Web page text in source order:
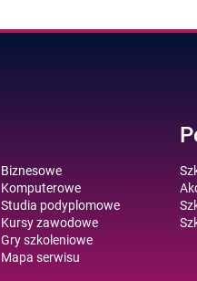
Biznesowe
Komputerowe
Studia podyplomowe
Kursy zawodowe
Gry szkoleniowe
Mapa serwisu